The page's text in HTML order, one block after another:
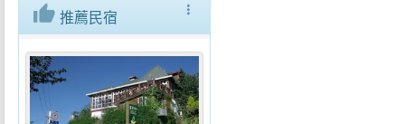
more_vert
thumb_up 推薦民宿